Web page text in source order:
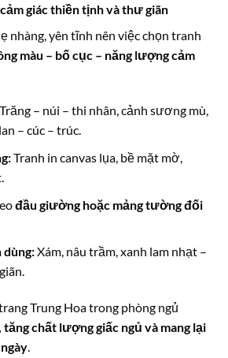
giác thiền tịnh và thư giãn
nhàng, yên tĩnh nên việc chọn tranh
màu – bố cục – năng lượng cảm
– núi – thi nhân, cảnh sương mù,
– cúc – trúc.
Tranh in canvas lụa, bề mặt mờ,
đầu giường hoặc mảng tường đối
dùng:Xám, nâu trầm, xanh lam nhạt –
Trung Hoa trong phòng ngủ
tăng chất lượng giấc ngủ và mang lại
.